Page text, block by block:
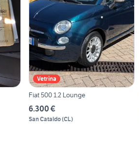
Vetrina
Fiat 500 1.2 Lounge
6.300 €
San Cataldo(CL)